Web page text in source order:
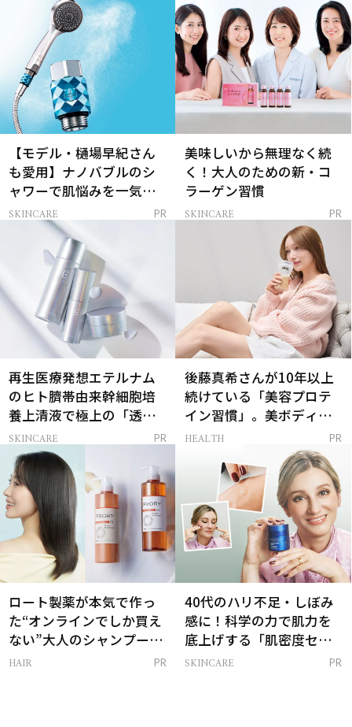
【モデル・樋場早紀さん
も愛用】ナノバブルのシ
ャワーで肌悩みを一気に
解決
SKINCARE PR
美味しいから無理なく続
く！大人のための新・コ
ラーゲン習慣
SKINCARE PR
再生医療発想エテルナム
のヒト臍帯由来幹細胞培
養上清液で極上の「透明
感ハリ肌」へ
SKINCARE PR
後藤真希さんが10年以上
続けている「美容プロテ
イン習慣」。美ボディを
支える朝ルーティンと
HEALTH PR
ロート製薬が本気で作っ
た“オンラインでしか買え
ない”大人のシャンプー＆
トリートメントって？
HAIR PR
40代のハリ不足・しぼみ
感に！科学の力で肌力を
底上げする「肌密度セラ
ム」
SKINCARE PR